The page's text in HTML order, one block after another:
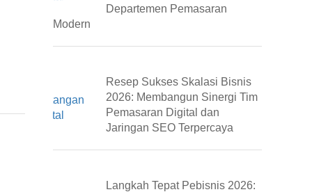
Departemen Pemasaran
Modern
Resep Sukses Skalasi Bisnis
2026: Membangun Sinergi Tim
Pemasaran Digital dan
Jaringan SEO Terpercaya
Langkah Tepat Pebisnis 2026: